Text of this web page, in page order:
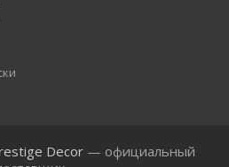
Decor— официальный